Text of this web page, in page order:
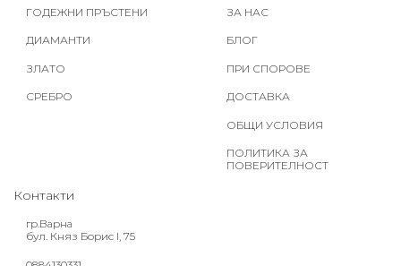
ГОДЕЖНИ ПРЪСТЕНИ
ДИАМАНТИ
ЗЛАТО
СРЕБРО
ЗА НАС
БЛОГ
ПРИ СПОРОВЕ
ДОСТАВКА
ОБЩИ УСЛОВИЯ
ПОЛИТИКА ЗА
ПОВЕРИТЕЛНОСТ
Контакти
гр.Варна
бул. Княз Борис I, 75